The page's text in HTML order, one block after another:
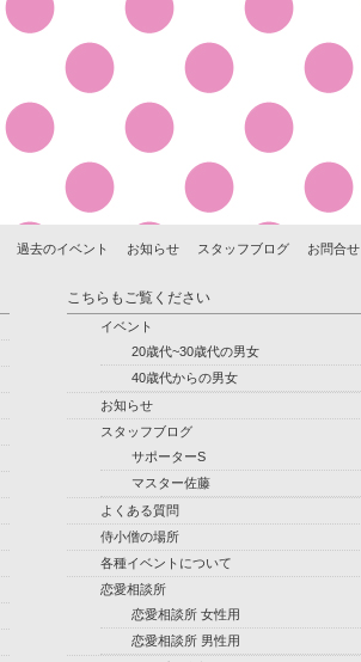
過去のイベント お知らせ スタッフブログ お問合せ
こちらもご覧ください
イベント
20歳代~30歳代の男女
40歳代からの男女
お知らせ
スタッフブログ
サポーターS
マスター佐藤
よくある質問
侍小僧の場所
各種イベントについて
恋愛相談所
恋愛相談所 女性用
恋愛相談所 男性用